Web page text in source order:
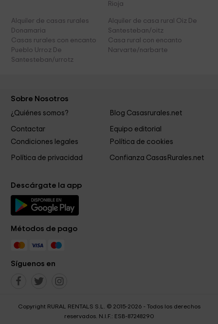
Rioja
Alquiler de casas rurales
Donamaria
Alquiler de casa rural Oiz De
Santesteban/oitz
Casas rurales con encanto
Pueblo Urroz De
Santesteban/urrotz
Casa rural con encanto
Narvarte/narbarte
Sobre Nosotros
¿Quiénes somos? Blog Casasrurales.net
Contactar
Equipo editorial
Condiciones legales
Política de cookies
Política de privacidad Confianza CasasRurales.net
Descárgate la app
Métodos de pago
Síguenos en
Copyright RURAL RENTALS S.L. © 2015-2026 - Todos los derechos
reservados. N.I.F.: ESB-87248290